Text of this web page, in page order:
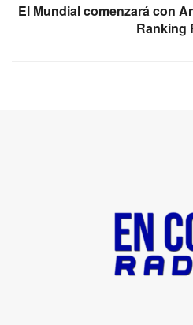
El Mundial comenzará con
Ranking